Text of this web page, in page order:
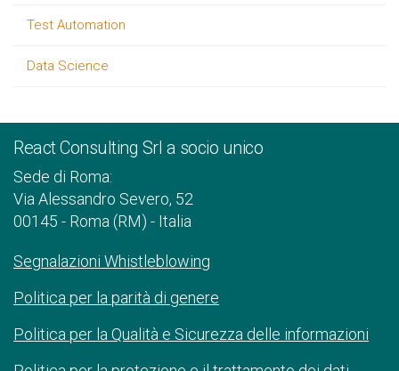
Test Automation
Data Science
React Consulting Srl a socio unico
Sede di Roma:
Via Alessandro Severo, 52
00145 - Roma (RM) - Italia
Segnalazioni Whistleblowing
Politica per la parità di genere
Politica per la Qualità e Sicurezza delle informazioni